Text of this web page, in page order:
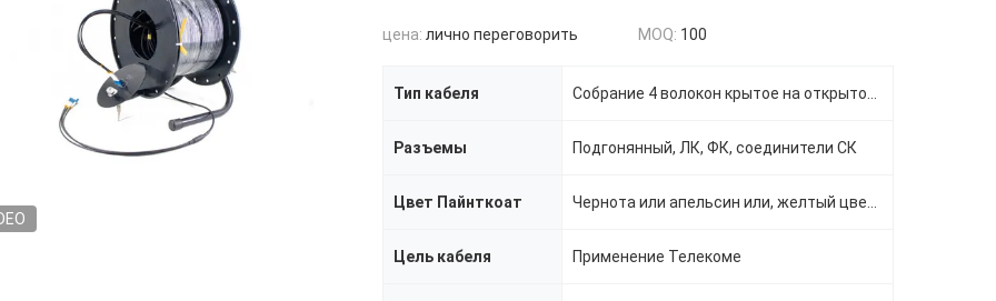
цена: лично переговорить MOQ: 100
Тип кабеля
Разъемы Подгонянный, ЛК, ФК, соединители СК
Цвет Пайнткоат
Цель кабеля Применение Телекоме